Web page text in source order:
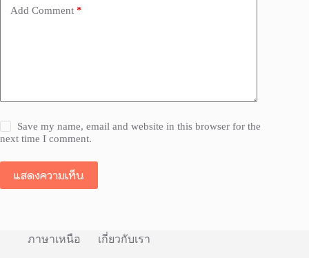
Add Comment *
Save my name, email and website in this browser for the
next time I comment.
แสดงความเห็น
ภาษาเหนือ เกี่ยวกับเรา